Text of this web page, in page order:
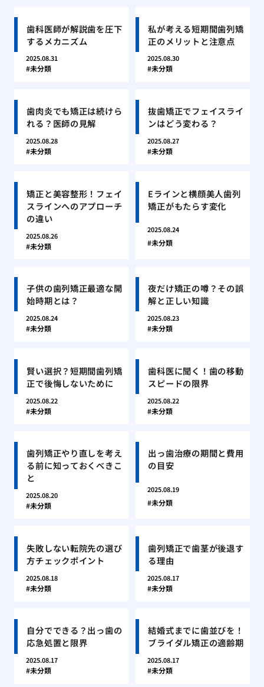
歯科医師が解説歯を圧下
するメカニズム
2025.08.31
未分類
私が考える短期間歯列矯
正のメリットと注意点
2025.08.30
未分類
歯肉炎でも矯正は続けら
れる？医師の見解
2025.08.28
未分類
抜歯矯正でフェイスライ
ンはどう変わる？
2025.08.27
未分類
矯正と美容整形！フェイ
スラインへのアプローチ
の違い
2025.08.26
未分類
Eラインと横顔美人歯列
矯正がもたらす変化
2025.08.24
未分類
子供の歯列矯正最適な開
始時期とは？
2025.08.24
未分類
夜だけ矯正の噂？その誤
解と正しい知識
2025.08.23
未分類
賢い選択？短期間歯列矯
正で後悔しないために
2025.08.22
未分類
歯科医に聞く！歯の移動
スピードの限界
2025.08.22
未分類
歯列矯正やり直しを考え
る前に知っておくべきこ
と
2025.08.20
未分類
出っ歯治療の期間と費用
の目安
2025.08.19
未分類
失敗しない転院先の選び
方チェックポイント
2025.08.18
未分類
歯列矯正で歯茎が後退す
る理由
2025.08.17
未分類
自分でできる？出っ歯の
応急処置と限界
2025.08.17
未分類
結婚式までに歯並びを！
ブライダル矯正の適齢期
2025.08.17
未分類